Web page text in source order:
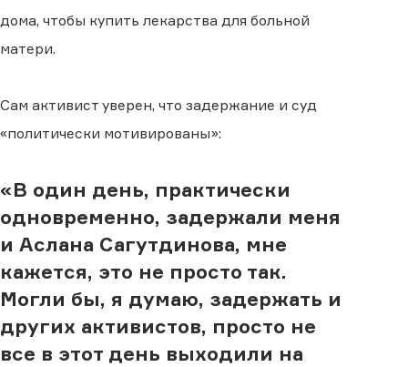
дома, чтобы купить лекарства для больной
матери.
Сам активист уверен, что задержание и суд
«политически мотивированы»:
«В один день, практически
одновременно, задержали меня
и Аслана Сагутдинова, мне
кажется, это не просто так.
Могли бы, я думаю, задержать и
других активистов, просто не
все в этот день выходили на